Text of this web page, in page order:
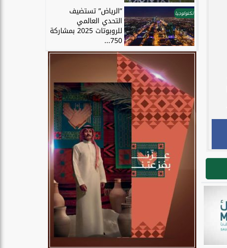
تكنولوجيا ”الرياض” تستضيف
التحدي العالمي
للروبوتات 2025 بمشاركة
750...